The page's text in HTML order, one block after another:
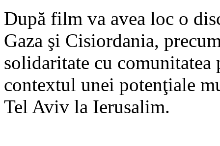
După film va avea loc o
Gaza şi Cisiordania,
solidaritate cu
contextul unei potenţiale
Tel Aviv la Ierusalim.